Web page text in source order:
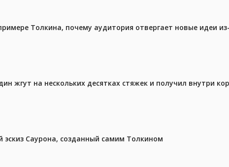
Толкина, почему аудитория отвергает новые идеи
жгут на нескольких десятках стяжек и получил внутри
эскиз Саурона, созданный самим Толкином